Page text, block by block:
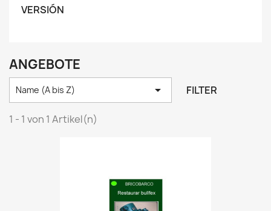
VERSIÓN
ANGEBOTE
Name (A bis Z)  FILTER
1 - 1 von 1 Artikel(n)